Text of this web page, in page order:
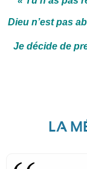
Dieu n’est pas
Je décide de
LA